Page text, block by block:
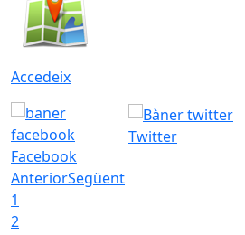
Accedeix
Facebook
Twitter
AnteriorSegüent
1
2